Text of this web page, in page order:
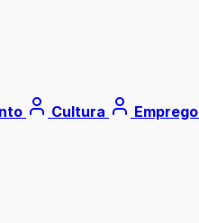
Cultura Emprego